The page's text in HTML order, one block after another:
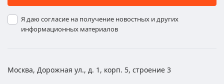
Я даю согласие на получение новостных и других
информационных материалов
Москва, Дорожная ул., д. 1, корп. 5, строение 3